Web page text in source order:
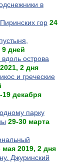
в
гор 24
дней
острова
2 дня
и греческие
19 декабря
парку
29-30 марта
мая 2019, 2 дня
Джуринский